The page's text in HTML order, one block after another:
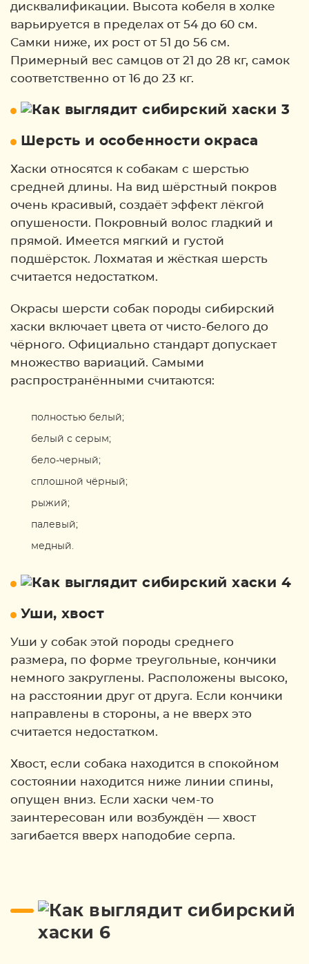
дисквалификации. Высота кобеля в холке
варьируется в пределах от 54 до 60 см.
Самки ниже, их рост от 51 до 56 см.
Примерный вес самцов от 21 до 28 кг, самок
соответственно от 16 до 23 кг.
Шерсть и особенности окраса
Хаски относятся к собакам с шерстью
средней длины. На вид шёрстный покров
очень красивый, создаёт эффект лёкгой
опушености. Покровный волос гладкий и
прямой. Имеется мягкий и густой
подшёрсток. Лохматая и жёсткая шерсть
считается недостатком.
Окрасы шерсти собак породы сибирский
хаски включает цвета от чисто-белого до
чёрного. Официально стандарт допускает
множество вариаций. Самыми
распространёнными считаются:
полностью белый;
белый с серым;
бело-черный;
сплошной чёрный;
рыжий;
палевый;
медный.
Уши, хвост
Уши у собак этой породы среднего
размера, по форме треугольные, кончики
немного закруглены. Расположены высоко,
на расстоянии друг от друга. Если кончики
направлены в стороны, а не вверх это
считается недостатком.
Хвост, если собака находится в спокойном
состоянии находится ниже линии спины,
опущен вниз. Если хаски чем-то
заинтересован или возбуждён — хвост
загибается вверх наподобие серпа.